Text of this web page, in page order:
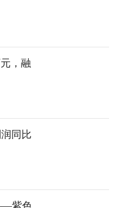
，融
同比